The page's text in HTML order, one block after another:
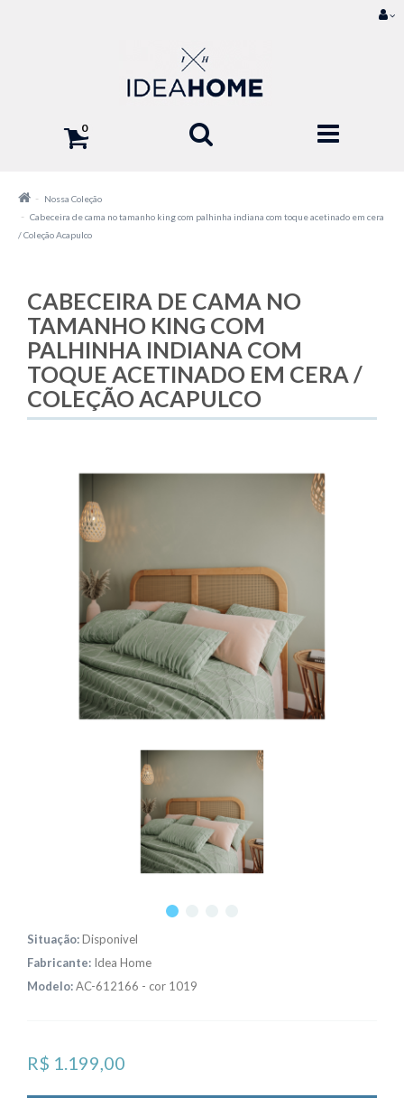
0
Nossa Coleção
Cabeceira de cama no tamanho king com palhinha indiana com toque acetinado em cera
/ Coleção Acapulco
CABECEIRA DE CAMA NO
TAMANHO KING COM
PALHINHA INDIANA COM
TOQUE ACETINADO EM CERA /
COLEÇÃO ACAPULCO
Situação:Disponivel
Fabricante: Idea Home
Modelo:AC-612166 - cor 1019
R$ 1.199,00